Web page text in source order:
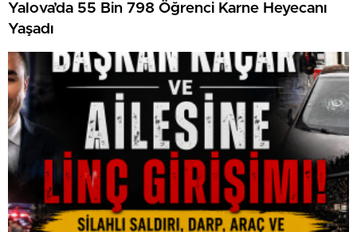
Yalova’da 55 Bin 798 Öğrenci Karne Heyecanı
Yaşadı